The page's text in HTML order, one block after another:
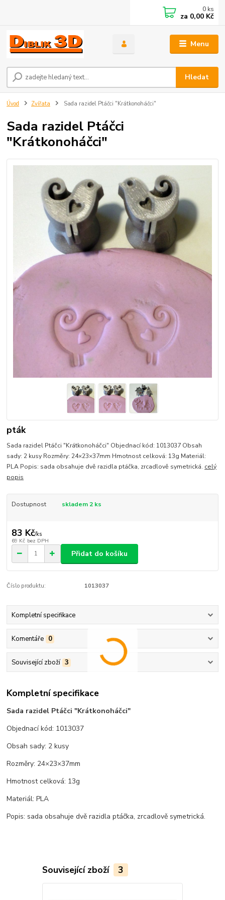
Menu
Hledat
0 ks
za 0,00 Kč
Úvod Zvířata Sada razidel Ptáčci "Krátkonoháčci"
Sada razidel Ptáčci
"Krátkonoháčci"
pták
Sada razidel Ptáčci "Krátkonoháčci" Objednací kód: 1013037 Obsah
sady: 2 kusy Rozměry: 24×23×37mm Hmotnost celková: 13g Materiál:
PLA Popis: sada obsahuje dvě razidla ptáčka, zrcadlově symetrická. celý
popis
Dostupnost skladem 2 ks
83 Kč/ks
69 Kč bez DPH
Přidat do košíku
Číslo produktu: 1013037
Kompletní specifikace
Komentáře 0
Související zboží 3
Kompletní specifikace
Sada razidel Ptáčci "Krátkonoháčci"
Objednací kód: 1013037
Obsah sady: 2 kusy
Rozměry: 24×23×37mm
Hmotnost celková: 13g
Materiál: PLA
Popis: sada obsahuje dvě razidla ptáčka, zrcadlově symetrická.
Související zboží 3